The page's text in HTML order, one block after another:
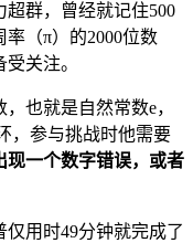
群，曾经就记住500
（π）的2000位数
关注。
也就是自然常数e，
，参与挑战时他需要
现一个数字错误，或者
用时49分钟就完成了